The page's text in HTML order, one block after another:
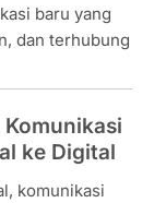
baru yang
dan terhubung
ke Digital
komunikasi